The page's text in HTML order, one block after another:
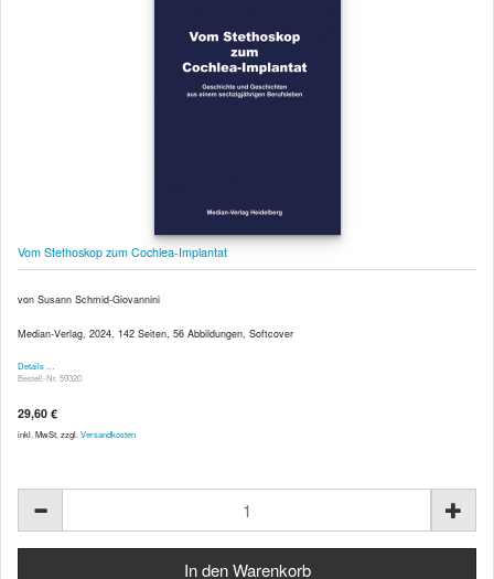
Vom Stethoskop zum Cochlea-Implantat
von Susann Schmid-Giovannini
Median-Verlag, 2024, 142 Seiten, 56 Abbildungen, Softcover
Details …
Bestell-Nr. 59320
29,60 €
inkl. MwSt. zzgl. Versandkosten